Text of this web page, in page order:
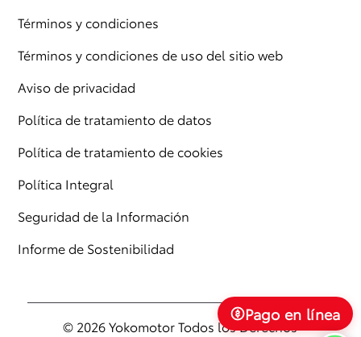
Términos y condiciones
Términos y condiciones de uso del sitio web
Aviso de privacidad
Política de tratamiento de datos
Política de tratamiento de cookies
Política Integral
Seguridad de la Información
Informe de Sostenibilidad
© 2026 Yokomotor Todos los Derechos
Pago en línea